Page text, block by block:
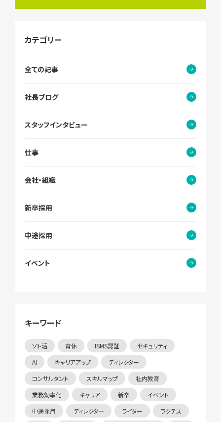
カテゴリー
全ての記事
社長ブログ
スタッフインタビュー
仕事
会社・組織
新卒採用
中途採用
イベント
キーワード
ソト活 育休 ISMS認証
セキュリティ
AI
キャリアアップ
ディレクター
コンサルタント
スキルマップ
社内教育
業務効率化
キャリア 新卒
イベント
中途採用
ディレクタ― ライター
ラクテス